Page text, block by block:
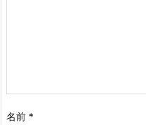
名前 *